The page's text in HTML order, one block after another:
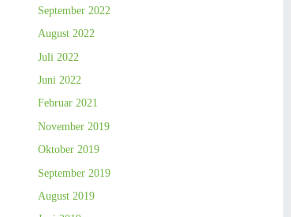
September 2022
August 2022
Juli 2022
Juni 2022
Februar 2021
November 2019
Oktober 2019
September 2019
August 2019